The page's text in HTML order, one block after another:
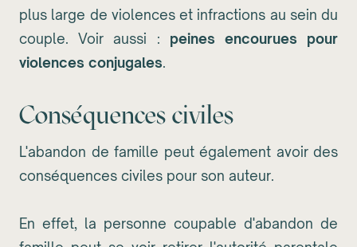
plus large de violences et infractions au sein du
couple. Voir aussi : peines encourues pour
violences conjugales.
Conséquences civiles
L'abandon de famille peut également avoir des
conséquences civiles pour son auteur.
En effet, la personne coupable d'abandon de